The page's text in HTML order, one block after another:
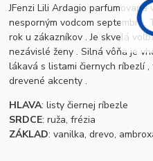
JFenzi Lili Ardagio parfumovaná
nesporným vodcom septembra.
rok u zákazníkov . Je skvelá
nezávislé ženy . Silná vôňa je
lákavá s listami čiernych ríbezlí
drevené akcenty .
HLAVA: listy čiernej ríbezle
SRDCE: ruža, frézia
ZÁKLAD: vanilka, drevo,